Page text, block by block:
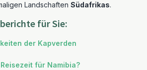
Landschaften Südafrikas.
für Sie:
der Kapverden
für Namibia?